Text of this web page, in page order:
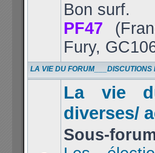
Bon surf.
PF47
Fury,
LA VIE DU FORUM___DISCUTIONS
La vie
diverses/
Sous-